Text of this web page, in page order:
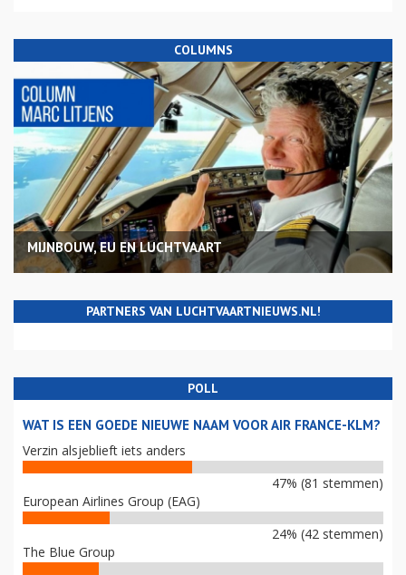
COLUMNS
MIJNBOUW, EU EN LUCHTVAART
PARTNERS VAN LUCHTVAARTNIEUWS.NL!
POLL
WAT IS EEN GOEDE NIEUWE NAAM VOOR AIR FRANCE-KLM?
Verzin alsjeblieft iets anders
47% (81 stemmen)
European Airlines Group (EAG)
24% (42 stemmen)
The Blue Group